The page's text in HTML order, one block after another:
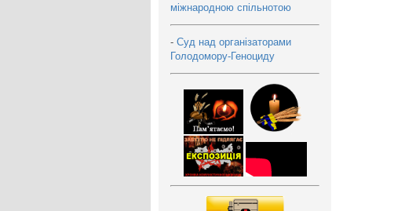
міжнародною спільнотою
- Суд над організаторами
Голодомору-Геноциду